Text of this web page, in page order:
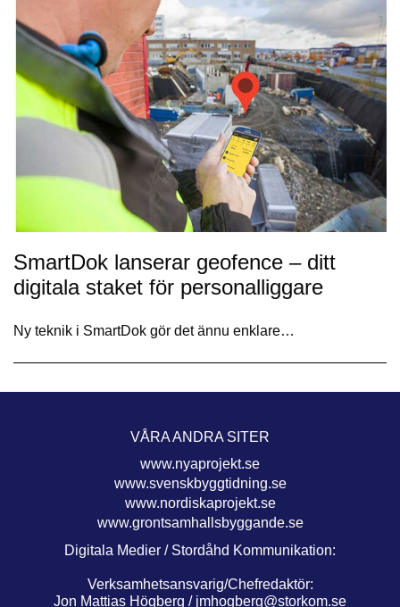
SmartDok lanserar geofence – ditt
digitala staket för personalliggare
Ny teknik i SmartDok gör det ännu enklare…
VÅRA ANDRA SITER
www.nyaprojekt.se
www.svenskbyggtidning.se
www.nordiskaprojekt.se
www.grontsamhallsbyggande.se
Digitala Medier / Stordåhd Kommunikation:
Verksamhetsansvarig/Chefredaktör:
Jon Mattias Högberg / jmhogberg@storkom.se